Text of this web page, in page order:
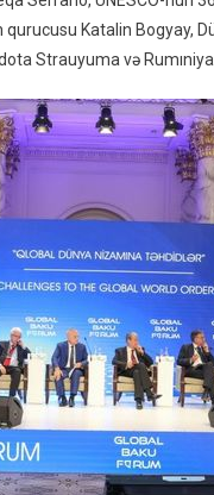
Katalin Bogyay,
Strauyuma və